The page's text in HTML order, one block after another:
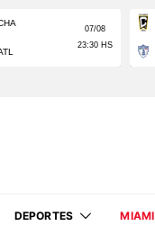
DEPORTES MIAMI